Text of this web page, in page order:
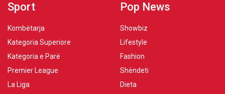
Sport
Kombëtarja
Kategoria Superiore
Kategoria e Parë
Premier League
La Liga
Pop News
Showbiz
Lifestyle
Fashion
Shëndeti
Dieta